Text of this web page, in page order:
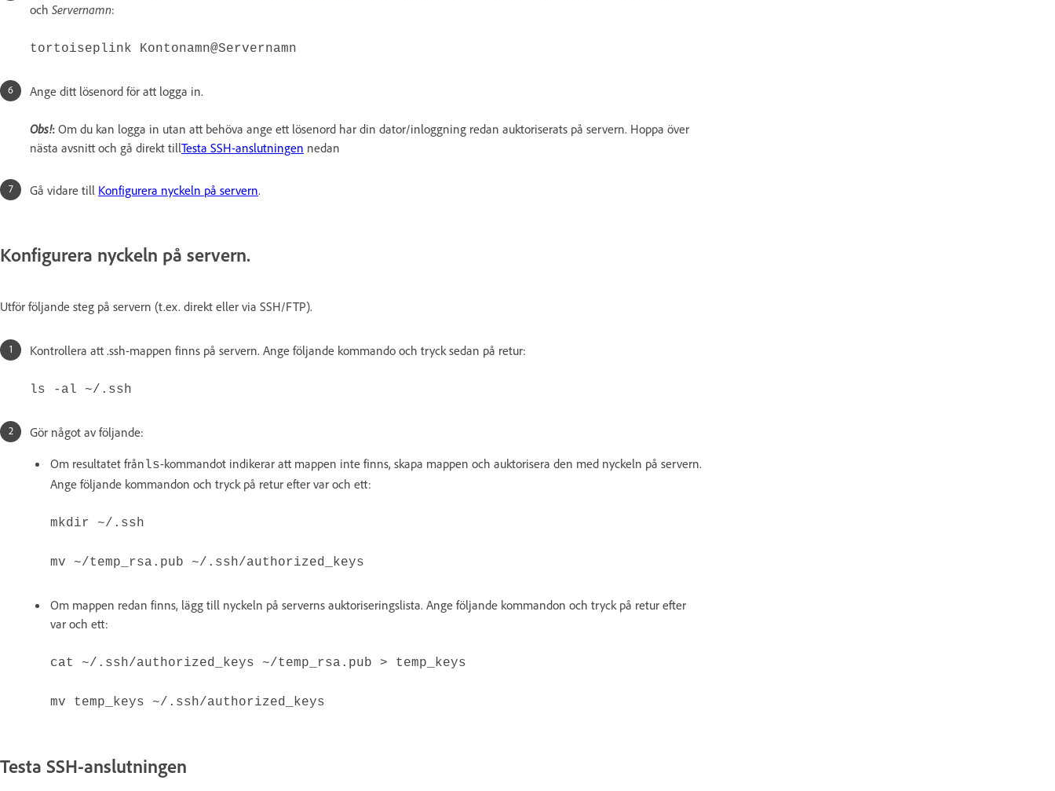
och Servernamn:
tortoiseplink Kontonamn@Servernamn
Ange ditt lösenord för att logga in.
Obs!: Om du kan logga in utan att behöva ange ett lösenord har din dator/inloggning redan auktoriserats på servern. Hoppa över
nästa avsnitt och gå direkt tillTesta SSH-anslutningen nedan
Gå vidare till Konfigurera nyckeln på servern.
Konfigurera nyckeln på servern.
Utför följande steg på servern (t.ex. direkt eller via SSH/FTP).
Kontrollera att .ssh-mappen finns på servern. Ange följande kommando och tryck sedan på retur:
ls -al ~/.ssh
Gör något av följande:
Om resultatet frånls-kommandot indikerar att mappen inte finns, skapa mappen och auktorisera den med nyckeln på servern.
Ange följande kommandon och tryck på retur efter var och ett:
mkdir ~/.ssh
mv ~/temp_rsa.pub ~/.ssh/authorized_keys
Om mappen redan finns, lägg till nyckeln på serverns auktoriseringslista. Ange följande kommandon och tryck på retur efter
var och ett:
cat ~/.ssh/authorized_keys ~/temp_rsa.pub > temp_keys
mv temp_keys ~/.ssh/authorized_keys
Testa SSH-anslutningen